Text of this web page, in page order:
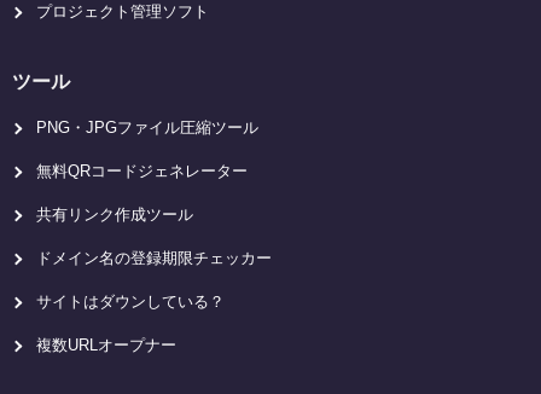
プロジェクト管理ソフト
ツール
PNG・JPGファイル圧縮ツール
無料QRコードジェネレーター
共有リンク作成ツール
ドメイン名の登録期限チェッカー
サイトはダウンしている？
複数URLオープナー